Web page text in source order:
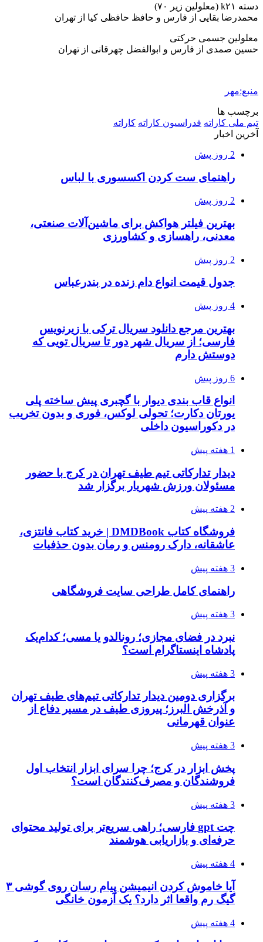
دسته k۲۱ (معلولین زیر ۷۰)
محمدرضا بقایی از فارس و حافظ حافظی کیا از تهران
معلولین جسمی حرکتی
حسین صمدی از فارس و ابوالفضل چهرقانی از تهران
منبع:مهر
برچسب ها
تیم ملی کاراته فدراسیون کاراته کاراته
آخرین اخبار
2 روز پیش
راهنمای ست کردن اکسسوری با لباس
2 روز پیش
بهترین فیلتر هواکش برای ماشین‌آلات صنعتی،
معدنی، راهسازی و کشاورزی
2 روز پیش
جدول قیمت انواع دام زنده در بندرعباس
4 روز پیش
بهترین مرجع دانلود سریال ترکی با زیرنویس
فارسی؛ از سریال شهر دور تا سریال تویی که
دوستش دارم
6 روز پیش
انواع قاب بندی دیوار با گچبری پیش ساخته پلی
یورتان دکارت؛ تحولی لوکس، فوری و بدون تخریب
در دکوراسیون داخلی
1 هفته پیش
دیدار تدارکاتی تیم طیف تهران در کرج با حضور
مسئولان ورزش شهریار برگزار شد
2 هفته پیش
فروشگاه کتاب DMDBook | خرید کتاب فانتزی،
عاشقانه، دارک رومنس و رمان بدون حذفیات
3 هفته پیش
راهنمای کامل طراحی سایت فروشگاهی
3 هفته پیش
نبرد در فضای مجازی؛ رونالدو یا مسی؛ کدام‌یک
پادشاه اینستاگرام است؟
3 هفته پیش
برگزاری دومین دیدار تدارکاتی تیم‌های طیف تهران
و آذرخش البرز؛ پیروزی طیف در مسیر دفاع از
عنوان قهرمانی
3 هفته پیش
پخش ابزار در کرج؛ چرا سرای ابزار انتخاب اول
فروشندگان و مصرف‌کنندگان است؟
3 هفته پیش
چت gpt فارسی؛ راهی سریع‌تر برای تولید محتوای
حرفه‌ای و بازاریابی هوشمند
4 هفته پیش
آیا خاموش کردن انیمیشن پیام رسان روی گوشی ۳
گیگ رم واقعا اثر دارد؟ یک آزمون خانگی
4 هفته پیش